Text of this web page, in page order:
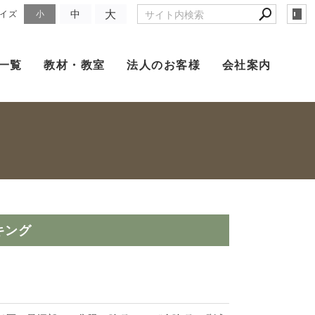
ズ 小 中 大
覧 教材・教室 法人のお客様 会社案内
ング